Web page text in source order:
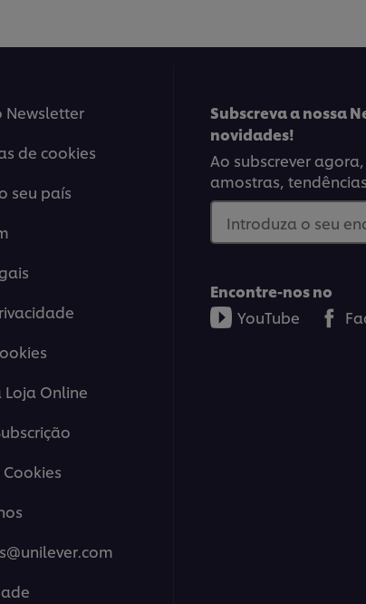
Newsletter
de cookies
seu país
Online
Subscreva a nossa
novidades!
Ao subscrever
amostras,
Introduza o seu
Encontre-nos no
YouTube